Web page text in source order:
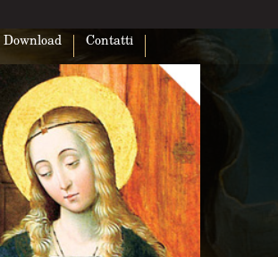
Download Contatti
Questa pagina non carica correttamente Google
Maps.
Sei il proprietario di questo sito web?